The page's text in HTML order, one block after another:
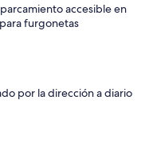
accesible en
furgonetas
por la dirección a diario